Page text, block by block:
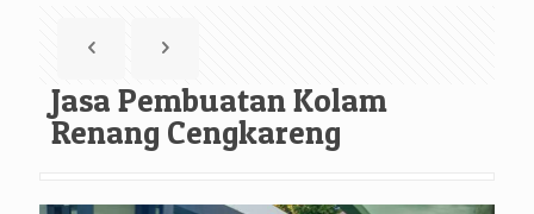
Jasa Pembuatan Kolam
Renang Cengkareng